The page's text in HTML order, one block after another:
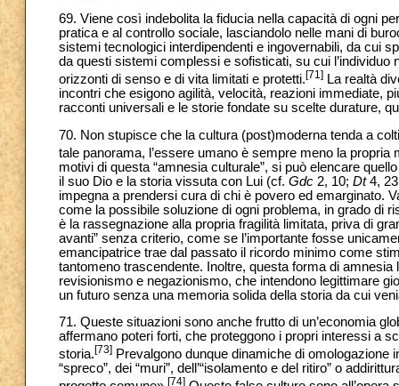
69. Viene così indebolita la fiducia nella capacità di ogni
pratica e al controllo sociale, lasciandolo nelle mani di
sistemi tecnologici interdipendenti e ingovernabili, da cui
da questi sistemi complessi e sofisticati, su cui
orizzonti di senso e di vita limitati e protetti.[71] La realtà
incontri che esigono agilità, velocità, reazioni immediate,
racconti universali e le storie fondate su scelte durature,
70. Non stupisce che la cultura (post)moderna tenda a
tale panorama, l’essere umano è sempre meno la
motivi di questa “amnesia culturale”, si può elencare
il suo Dio e la storia vissuta con Lui (cf. Gdc 2, 10; Dt4,
impegna a prendersi cura di chi è povero ed emarginato.
come la possibile soluzione di ogni problema, in grado di
è la rassegnazione alla propria fragilità limitata, priva di
avanti” senza criterio, come se l’importante fosse
emancipatrice trae dal passato il ricordo minimo come
tantomeno trascendente. Inoltre, questa forma di
revisionismo e negazionismo, che intendono legittimare
un futuro senza una memoria solida della storia da cui
71. Queste situazioni sono anche frutto di un’economia
affermano poteri forti, che proteggono i propri interessi a
storia.[73] Prevalgono dunque dinamiche di omologazione
“spreco”, dei “muri”, dell’“isolamento e del ritiro” o
[74]